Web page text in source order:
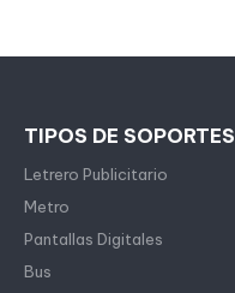
TIPOS DE SOPORTES
Letrero Publicitario
Metro
Pantallas Digitales
Bus